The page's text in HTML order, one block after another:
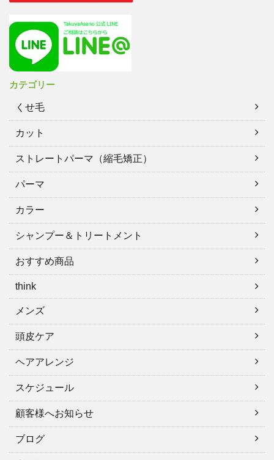
カテゴリー
くせ毛
カット
ストレートパーマ（縮毛矯正）
パーマ
カラー
シャンプー＆トリートメント
おすすめ商品
think
メンズ
頭皮ケア
ヘアアレンジ
スケジュール
顧客様へお知らせ
ブログ